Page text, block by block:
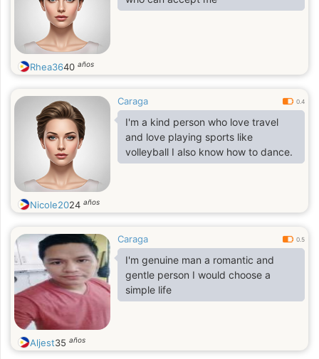
Rhea3640 años
Caraga 0.4
I'm a kind person who love travel
and love playing sports like
volleyball I also know how to dance.
Nicole2024 años
Caraga 0.5
I'm genuine man a romantic and
gentle person I would choose a
simple life
Aljest35 años